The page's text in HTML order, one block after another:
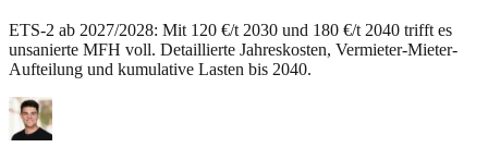
ETS-2 ab 2027/2028: Mit 120 €/t 2030 und 180 €/t 2040 trifft es
unsanierte MFH voll. Detaillierte Jahreskosten, Vermieter-Mieter-
Aufteilung und kumulative Lasten bis 2040.